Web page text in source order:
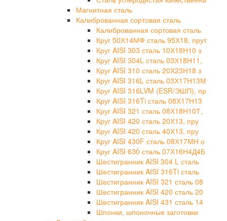
Магнитная сталь
Калиброванная сортовая сталь
Калиброванная сортовая сталь
Круг 50Х14МФ сталь 95Х18, прут
Круг AISI 303 сталь 10Х18Н10 з
Круг AISI 304L сталь 03Х18Н11,
Круг AISI 310 сталь 20Х23Н18 з
Круг AISI 316L сталь 03Х17Н13М
Круг AISI 316LVM (ESR/ЭШП), пр
Круг AISI 316Ti сталь 08Х17Н13
Круг AISI 321 сталь 08Х18Н10Т,
Круг AISI 420 сталь 20Х13, пру
Круг AISI 420 сталь 40Х13, пру
Круг AISI 430F сталь 08Х17МН о
Круг AISI 630 сталь 07Х16Н4Д4Б
Шестигранник AISI 304 L сталь
Шестигранник AISI 316Ti сталь
Шестигранник AISI 321 сталь 08
Шестигранник AISI 420 сталь 20
Шестигранник AISI 431 сталь 14
Шпонки, шпоночные заготовки